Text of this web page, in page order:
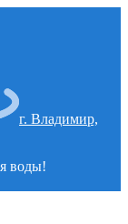
г. Владимир,
воды!